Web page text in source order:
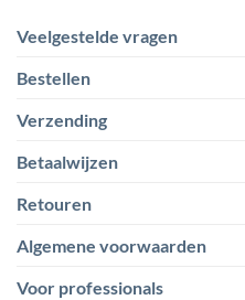
Veelgestelde vragen
Bestellen
Verzending
Betaalwijzen
Retouren
Algemene voorwaarden
Voor professionals